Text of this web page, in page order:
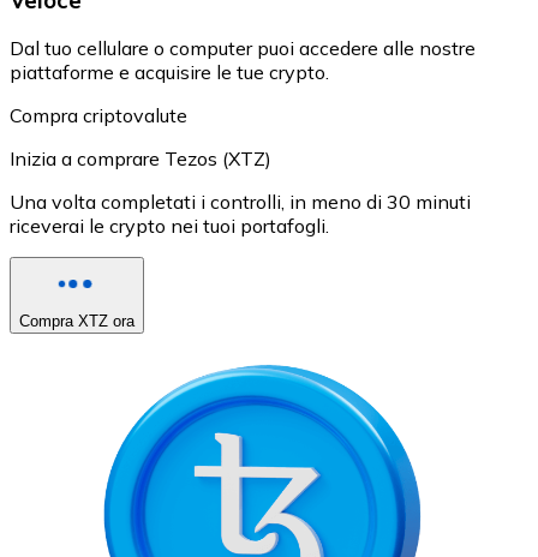
Dal tuo cellulare o computer puoi accedere alle nostre
piattaforme e acquisire le tue crypto.
Compra criptovalute
Inizia a comprare Tezos (XTZ)
Una volta completati i controlli, in meno di 30 minuti
riceverai le crypto nei tuoi portafogli.
Compra XTZ ora